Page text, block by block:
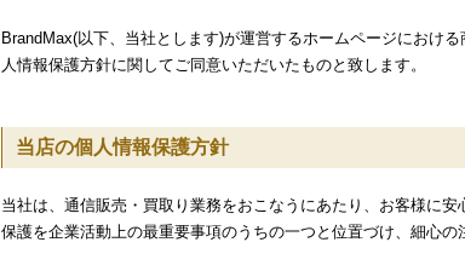
BrandMax(以下、当社とします)が運営するホームページにおけ
人情報保護方針に関してご同意いただいたものと致します。
当店の個人情報保護方針
当社は、通信販売・買取り業務をおこなうにあたり、お客様に
保護を企業活動上の最重要事項のうちの一つと位置づけ、細心